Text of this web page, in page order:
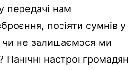
передачі нам
посіяти сумнів у
чи не залишаємося ми
настрої громадян